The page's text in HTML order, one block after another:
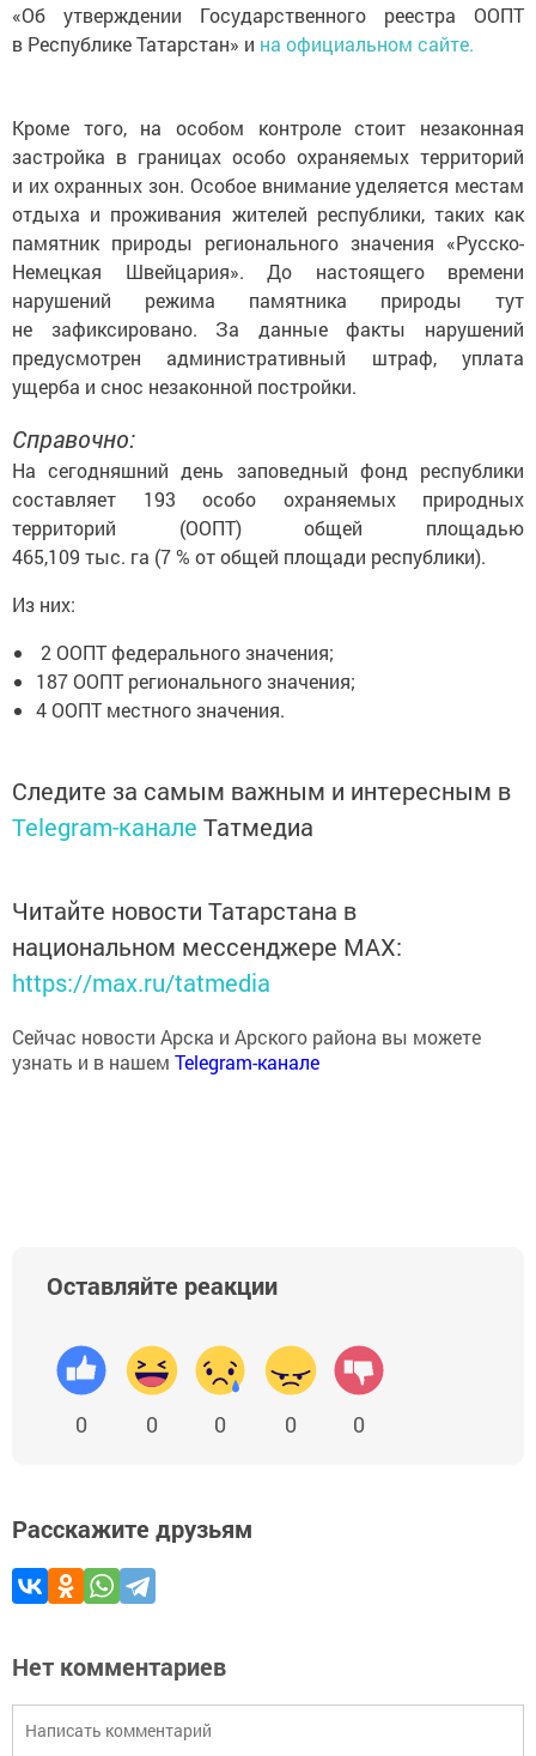
«Об утверждении Государственного реестра ООПТ
в Республике Татарстан» и на официальном сайте.
Кроме того, на особом контроле стоит незаконная
застройка в границах особо охраняемых территорий
и их охранных зон. Особое внимание уделяется местам
отдыха и проживания жителей республики, таких как
памятник природы регионального значения «Русско-
Немецкая Швейцария». До настоящего времени
нарушений режима памятника природы тут
не зафиксировано. За данные факты нарушений
предусмотрен административный штраф, уплата
ущерба и снос незаконной постройки.
Справочно:
На сегодняшний день заповедный фонд республики
составляет 193 особо охраняемых природных
территорий (ООПТ) общей площадью
465,109 тыс. га (7 % от общей площади республики).
Из них:
2 ООПТ федерального значения;
187 ООПТ регионального значения;
4 ООПТ местного значения.
Следите за самым важным и интересным в
Telegram-канале Татмедиа
Читайте новости Татарстана в
национальном мессенджере MАХ:
https://max.ru/tatmedia
Сейчас новости Арска и Арского района вы можете
узнать и в нашем Telegram-канале
Оставляйте реакции
0 0 0 0 0
Расскажите друзьям
Нет комментариев